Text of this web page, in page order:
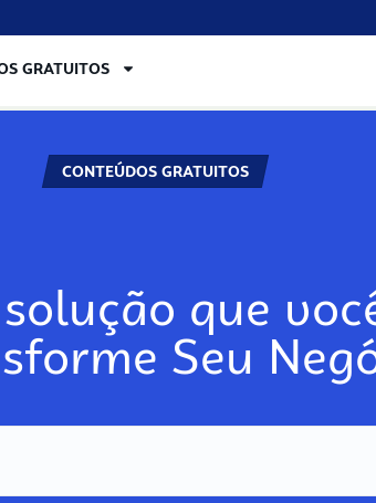
GRATUITOS
CONTEÚDOS GRATUITOS
que
Seu